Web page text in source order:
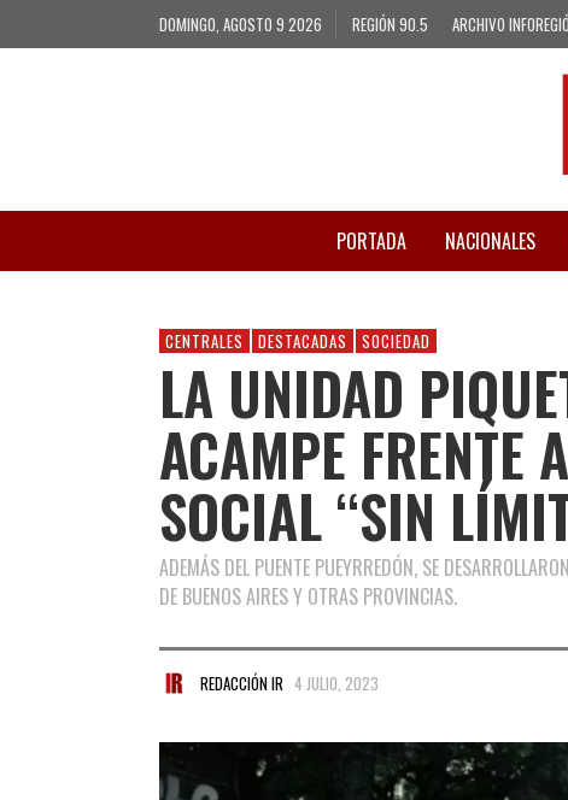
DOMINGO, AGOSTO 9 2026 REGIÓN 90.5 ARCHIVO
PORTADA NACIONALES
CENTRALES DESTACADAS SOCIEDAD
LA UNIDAD
ACAMPE FRENTE
SOCIAL “SIN
ADEMÁS DEL PUENTE PUEYRREDÓN, SE
DE BUENOS AIRES Y OTRAS PROVINCIAS.
REDACCIÓN IR 4 JULIO, 2023